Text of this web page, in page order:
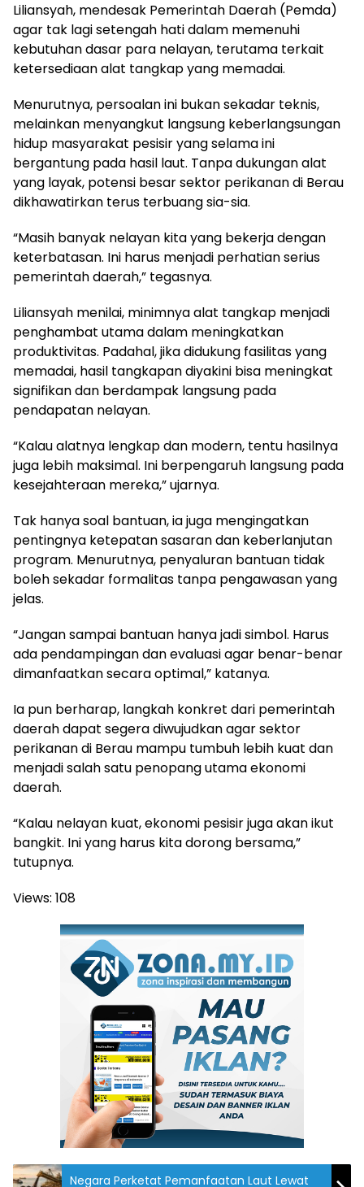
Liliansyah, mendesak Pemerintah Daerah (Pemda)
agar tak lagi setengah hati dalam memenuhi
kebutuhan dasar para nelayan, terutama terkait
ketersediaan alat tangkap yang memadai.
Menurutnya, persoalan ini bukan sekadar teknis,
melainkan menyangkut langsung keberlangsungan
hidup masyarakat pesisir yang selama ini
bergantung pada hasil laut. Tanpa dukungan alat
yang layak, potensi besar sektor perikanan di Berau
dikhawatirkan terus terbuang sia-sia.
“Masih banyak nelayan kita yang bekerja dengan
keterbatasan. Ini harus menjadi perhatian serius
pemerintah daerah,” tegasnya.
Liliansyah menilai, minimnya alat tangkap menjadi
penghambat utama dalam meningkatkan
produktivitas. Padahal, jika didukung fasilitas yang
memadai, hasil tangkapan diyakini bisa meningkat
signifikan dan berdampak langsung pada
pendapatan nelayan.
“Kalau alatnya lengkap dan modern, tentu hasilnya
juga lebih maksimal. Ini berpengaruh langsung pada
kesejahteraan mereka,” ujarnya.
Tak hanya soal bantuan, ia juga mengingatkan
pentingnya ketepatan sasaran dan keberlanjutan
program. Menurutnya, penyaluran bantuan tidak
boleh sekadar formalitas tanpa pengawasan yang
jelas.
“Jangan sampai bantuan hanya jadi simbol. Harus
ada pendampingan dan evaluasi agar benar-benar
dimanfaatkan secara optimal,” katanya.
Ia pun berharap, langkah konkret dari pemerintah
daerah dapat segera diwujudkan agar sektor
perikanan di Berau mampu tumbuh lebih kuat dan
menjadi salah satu penopang utama ekonomi
daerah.
“Kalau nelayan kuat, ekonomi pesisir juga akan ikut
bangkit. Ini yang harus kita dorong bersama,”
tutupnya.
Views: 108
Negara Perketat Pemanfaatan Laut Lewat